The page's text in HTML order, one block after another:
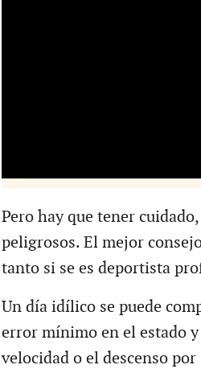
Pero hay que tener
peligrosos. El mejor
tanto si se es deportista
Un día idílico se puede
error mínimo en el estado
velocidad o el descenso